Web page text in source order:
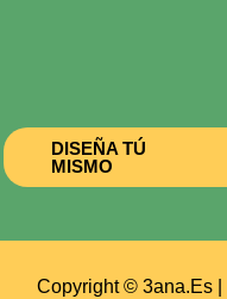
DISEÑA TÚ
MISMO
Copyright © 3ana.es |